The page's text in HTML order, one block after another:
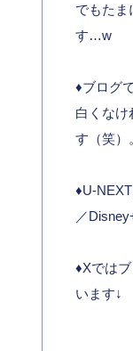
でもたま
す…w
♦︎ブログ
白くなけ
す（笑
♦︎U-
／
♦︎Xでは
います↓